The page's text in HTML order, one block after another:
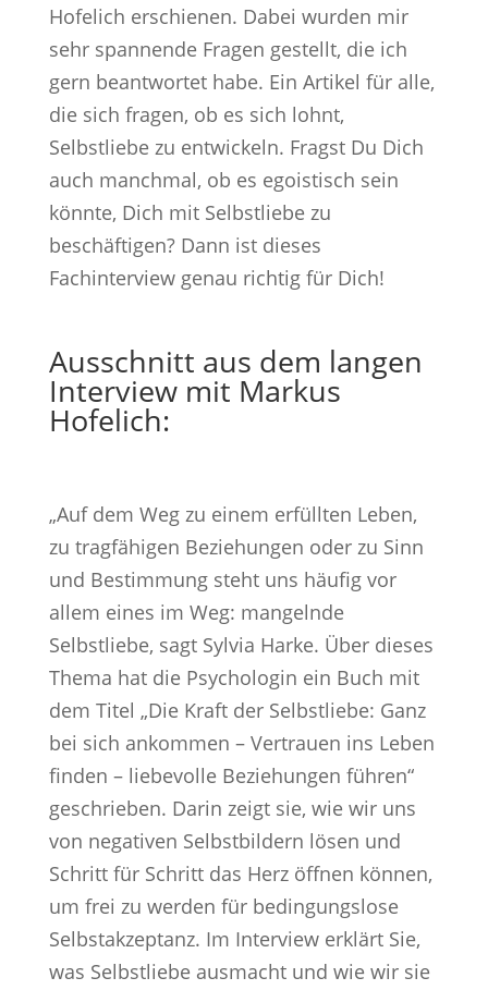
Hofelich erschienen. Dabei wurden mir
sehr spannende Fragen gestellt, die ich
gern beantwortet habe. Ein Artikel für alle,
die sich fragen, ob es sich lohnt,
Selbstliebe zu entwickeln. Fragst Du Dich
auch manchmal, ob es egoistisch sein
könnte, Dich mit Selbstliebe zu
beschäftigen? Dann ist dieses
Fachinterview genau richtig für Dich!
Ausschnitt aus dem langen
Interview mit Markus
Hofelich:
„Auf dem Weg zu einem erfüllten Leben,
zu tragfähigen Beziehungen oder zu Sinn
und Bestimmung steht uns häufig vor
allem eines im Weg: mangelnde
Selbstliebe, sagt Sylvia Harke. Über dieses
Thema hat die Psychologin ein Buch mit
dem Titel „Die Kraft der Selbstliebe: Ganz
bei sich ankommen – Vertrauen ins Leben
finden – liebevolle Beziehungen führen“
geschrieben. Darin zeigt sie, wie wir uns
von negativen Selbstbildern lösen und
Schritt für Schritt das Herz öffnen können,
um frei zu werden für bedingungslose
Selbstakzeptanz. Im Interview erklärt Sie,
was Selbstliebe ausmacht und wie wir sie